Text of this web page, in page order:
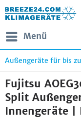
Menü
Außengeräte für bis
Fujitsu
Split
Innengeräte |